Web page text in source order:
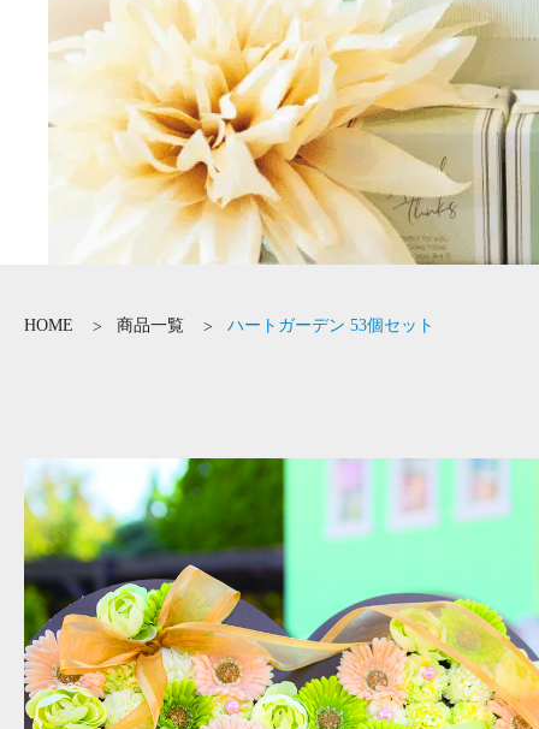
HOME 商品一覧 ハートガーデン 53個セット